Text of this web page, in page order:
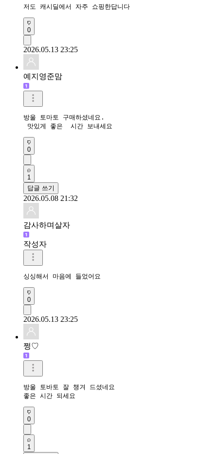
저도 캐시딜에서 자주 쇼핑한답니다
0
2026.05.13 23:25
예지영준맘
방울 토마토 구매하셨네요.
맛있게 좋은  시간 보내세요
0
1
답글 쓰기
2026.05.08 21:32
감사하며살자
작성자
싱싱해서 마음에 들었어요
0
2026.05.13 23:25
쩡♡
방울 토바토 잘 챙겨 드셨네요
좋은 시간 되세요
0
1